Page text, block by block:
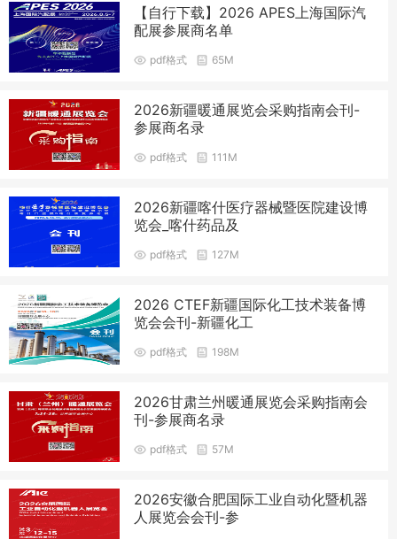
【自行下载】2026 APES上海国际汽
配展参展商名单
pdf格式 65M
2026新疆暖通展览会采购指南会刊-
参展商名录
pdf格式 111M
2026新疆喀什医疗器械暨医院建设博
览会_喀什药品及
pdf格式 127M
2026 CTEF新疆国际化工技术装备博
览会会刊-新疆化工
pdf格式 198M
2026甘肃兰州暖通展览会采购指南会
刊-参展商名录
pdf格式 57M
2026安徽合肥国际工业自动化暨机器
人展览会会刊-参